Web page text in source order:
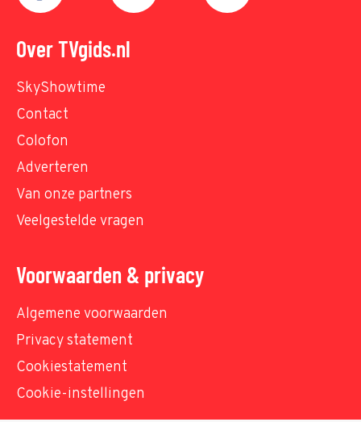
Over TVgids.nl
SkyShowtime
Contact
Colofon
Adverteren
Van onze partners
Veelgestelde vragen
Voorwaarden & privacy
Algemene voorwaarden
Privacy statement
Cookiestatement
Cookie-instellingen